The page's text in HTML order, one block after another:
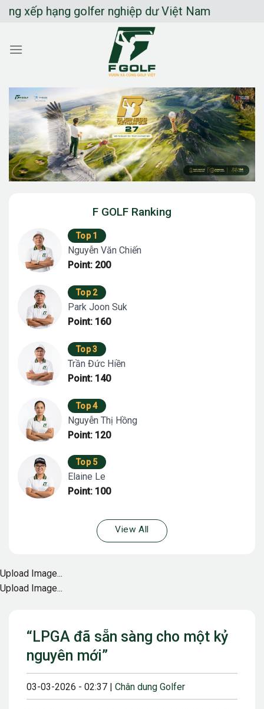
Chuyển
dung
hạng golfer nghiệp dư Việt Nam
“LPGA đã sẵn sàng cho một kỷ
nguyên mới”
03-03-2026 - 02:37 | Chân dung Golfer
F GOLF Ranking
Top 1
Nguyễn Văn Chiến
Point: 200
Top 2
Park Joon Suk
Point: 160
Top 3
Trần Đức Hiền
Point: 140
Top 4
Nguyễn Thị Hồng
Point: 120
Top 5
Elaine Le
Point: 100
View All
Upload Image...
Upload Image...